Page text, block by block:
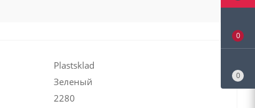
Plastsklad
Зеленый
2280
0
0